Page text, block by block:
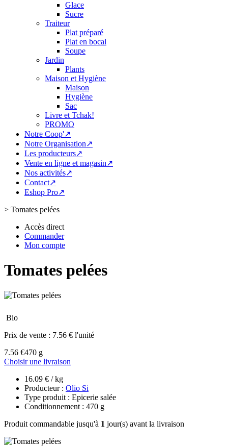
Glace
Sucre
Traiteur
Plat préparé
Plat en bocal
Soupe
Jardin
Plants
Maison et Hygiène
Maison
Hygiène
Sac
Livre et Tchak!
PROMO
Notre Coop'↗
Notre Organisation↗
Les producteurs↗
Vente en ligne et magasin↗
Nos activités↗
Contact↗
Eshop Pro↗
> Tomates pelées
Accès direct
Commander
Mon compte
Tomates pelées
Bio
Prix de vente : 7.56 € l'unité
7.56 €470 g
Choisir une livraison
16.09 € / kg
Producteur : Olio Si
Type produit : Epicerie salée
Conditionnement : 470 g
Produit commandable jusqu'à 1 jour(s) avant la livraison